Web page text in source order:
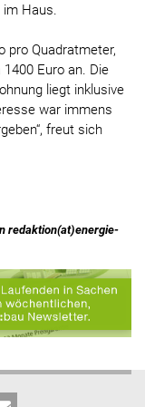
im Haus.
pro Quadratmeter,
Euro an. Die
liegt inklusive
war immens
freut sich
redaktion(at)energie-